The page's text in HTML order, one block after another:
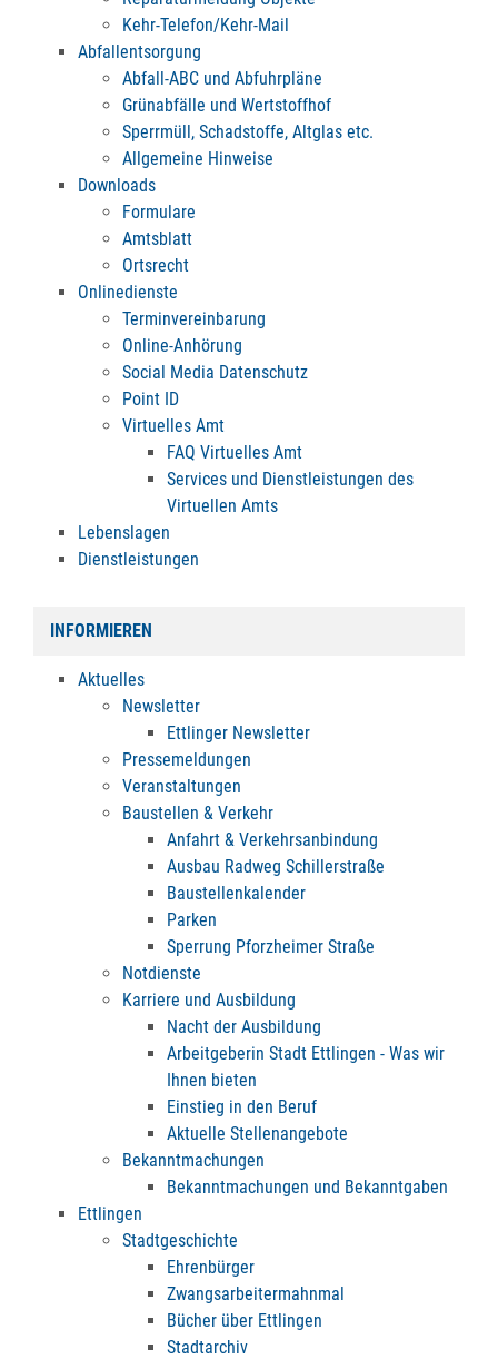
Kehr-Telefon/Kehr-Mail
Abfallentsorgung
Abfall-ABC und Abfuhrpläne
Grünabfälle und Wertstoffhof
Sperrmüll, Schadstoffe, Altglas etc.
Allgemeine Hinweise
Downloads
Formulare
Amtsblatt
Ortsrecht
Onlinedienste
Terminvereinbarung
Online-Anhörung
Social Media Datenschutz
Point ID
Virtuelles Amt
FAQ Virtuelles Amt
Services und Dienstleistungen des
Virtuellen Amts
Lebenslagen
Dienstleistungen
INFORMIEREN
Aktuelles
Newsletter
Ettlinger Newsletter
Pressemeldungen
Veranstaltungen
Baustellen & Verkehr
Anfahrt & Verkehrsanbindung
Ausbau Radweg Schillerstraße
Baustellenkalender
Parken
Sperrung Pforzheimer Straße
Notdienste
Karriere und Ausbildung
Nacht der Ausbildung
Arbeitgeberin Stadt Ettlingen - Was wir
Ihnen bieten
Einstieg in den Beruf
Aktuelle Stellenangebote
Bekanntmachungen
Bekanntmachungen und Bekanntgaben
Ettlingen
Stadtgeschichte
Ehrenbürger
Zwangsarbeitermahnmal
Bücher über Ettlingen
Stadtarchiv